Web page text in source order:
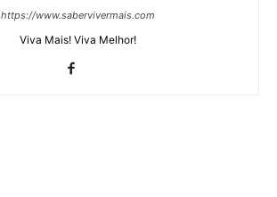
https://www.sabervivermais.com
Viva Mais! Viva Melhor!